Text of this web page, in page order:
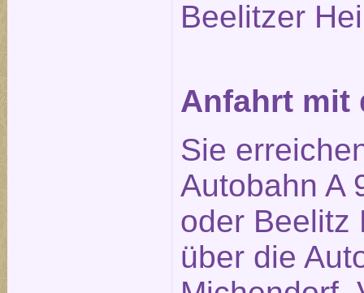
Beelitzer
Anfahrt mit
Sie
Autobahn A
oder Beelitz
über die